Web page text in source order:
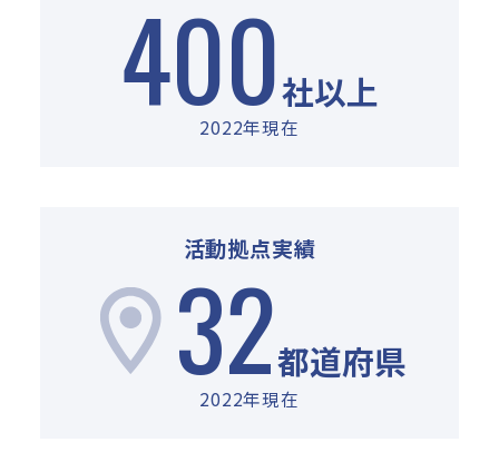
400社以上
2022年現在
活動拠点実績
32都道府県
2022年現在